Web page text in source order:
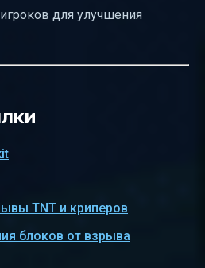
для улучшения
TNT и криперов
блоков от взрыва